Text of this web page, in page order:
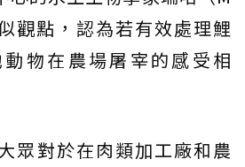
觀點，認為若有效處理鯉
物在農場屠宰的感受相
眾對於在肉類加工廠和農